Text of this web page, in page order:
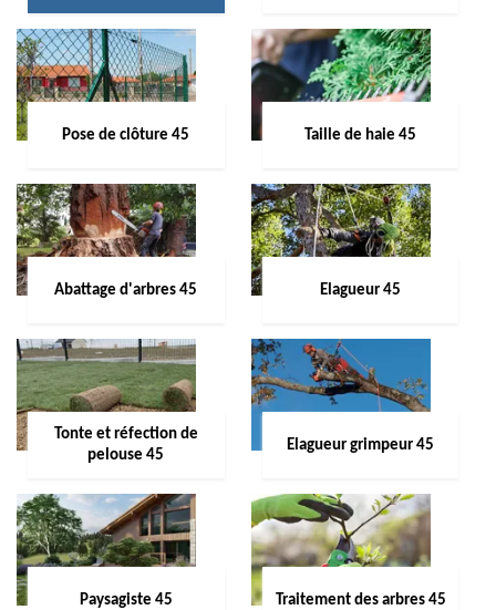
Pose de clôture 45 Taille de haie 45
Abattage d'arbres 45 Elagueur 45
Tonte et réfection de
pelouse 45
Elagueur grimpeur 45
Paysagiste 45 Traitement des arbres 45